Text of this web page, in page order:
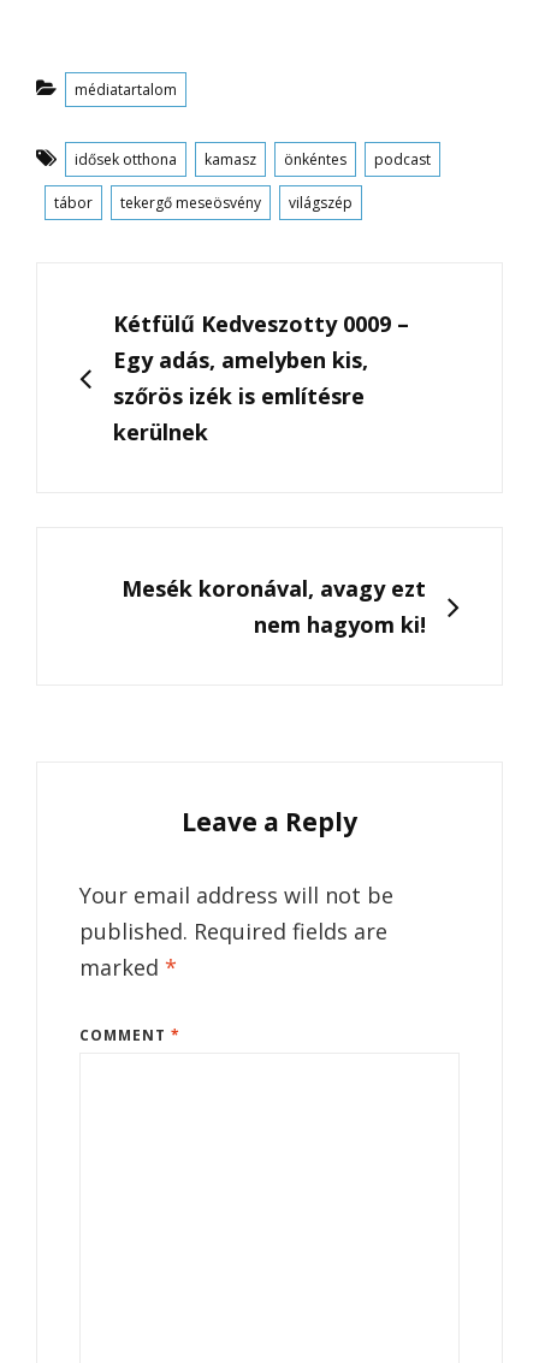
Categories
médiatartalom
Tags
idősek otthona kamasz önkéntes podcast
tábor tekergő meseösvény világszép
navigation
PREVIOUS
Kétfülű Kedveszotty 0009 –
Egy adás, amelyben kis,
szőrös izék is említésre
kerülnek
NEXT
Mesék koronával, avagy ezt
nem hagyom ki!
Leave a Reply
Your email address will not be
published. Required fields are
marked *
COMMENT *